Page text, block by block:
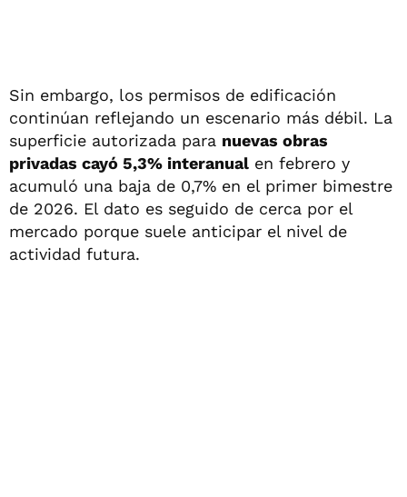
Sin embargo, los permisos de edificación
continúan reflejando un escenario más débil. La
superficie autorizada para nuevas obras
privadas cayó 5,3% interanual en febrero y
acumuló una baja de 0,7% en el primer bimestre
de 2026. El dato es seguido de cerca por el
mercado porque suele anticipar el nivel de
actividad futura.